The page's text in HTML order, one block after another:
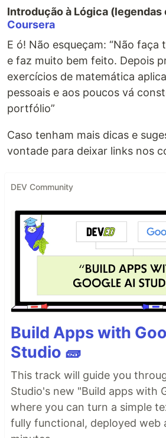
Introdução à Lógica (legendas
Coursera
E ó! Não esqueçam: “Não faça
e faz muito bem feito. Depois
exercícios de matemática
pessoais e aos poucos vá
portfólio”
Caso tenham mais dicas e
vontade para deixar links nos
DEV Community
Build Apps with
Studio 🧱
This track will guide you
Studio's new "Build apps with
where you can turn a simple
fully functional, deployed web